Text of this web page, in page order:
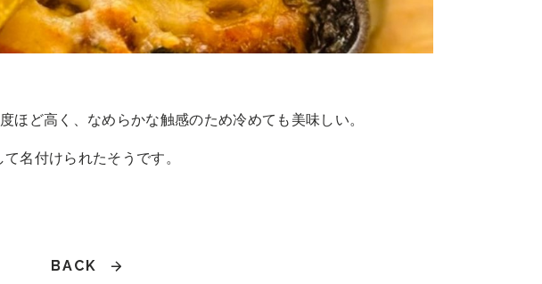
ど高く、なめらかな触感のため冷めても美味しい。
名付けられたそうです。
BACK